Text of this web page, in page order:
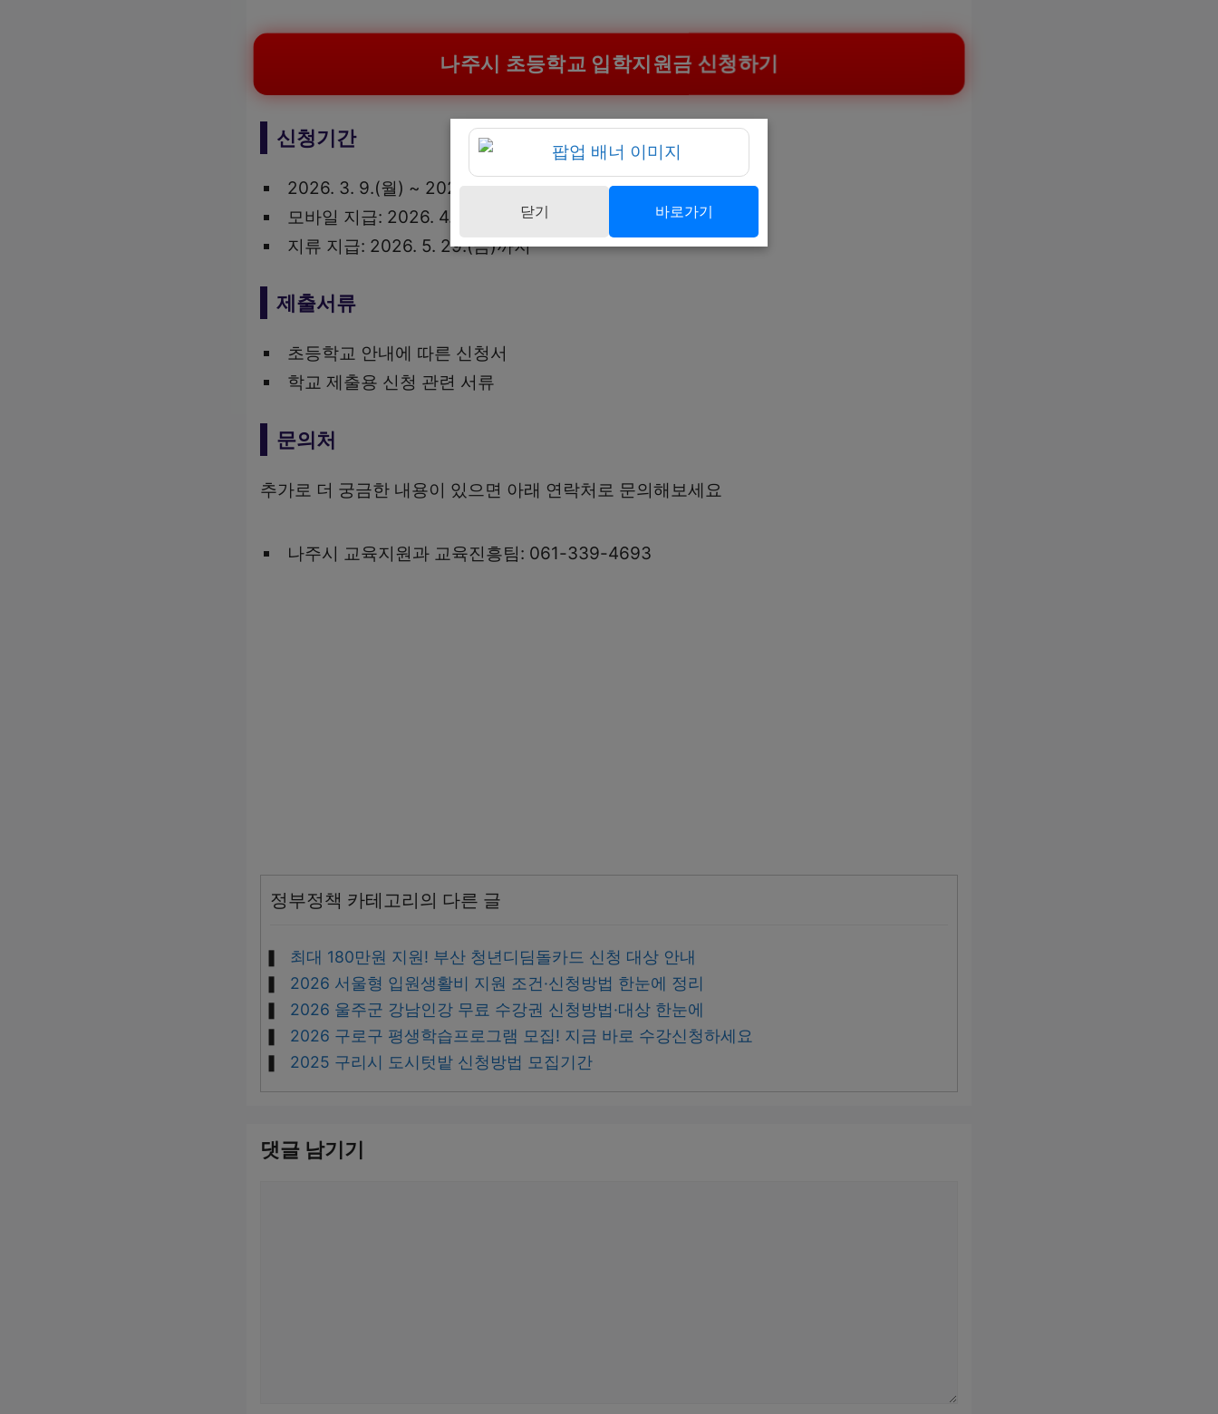
나주시 초등학교 입학지원금 신청하기
신청기간
2026. 3. 9.(월) ~ 2026. 3. 20.(금)
모바일 지급: 2026. 4. 30.(목)까지
지류 지급: 2026. 5. 29.(금)까지
제출서류
초등학교 안내에 따른 신청서
학교 제출용 신청 관련 서류
문의처
추가로 더 궁금한 내용이 있으면 아래 연락처로 문의해보세요
나주시 교육지원과 교육진흥팀: 061-339-4693
정부정책 카테고리의 다른 글
최대 180만원 지원! 부산 청년디딤돌카드 신청 대상 안내
2026 서울형 입원생활비 지원 조건·신청방법 한눈에 정리
2026 울주군 강남인강 무료 수강권 신청방법·대상 한눈에
2026 구로구 평생학습프로그램 모집! 지금 바로 수강신청하세요
2025 구리시 도시텃밭 신청방법 모집기간
댓글 남기기
닫기 바로가기